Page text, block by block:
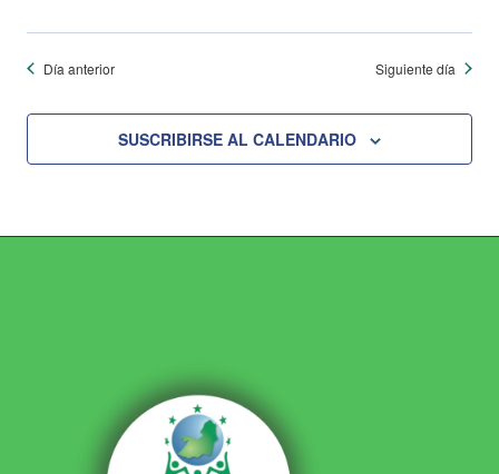
Día anterior Siguiente día
SUSCRIBIRSE AL CALENDARIO